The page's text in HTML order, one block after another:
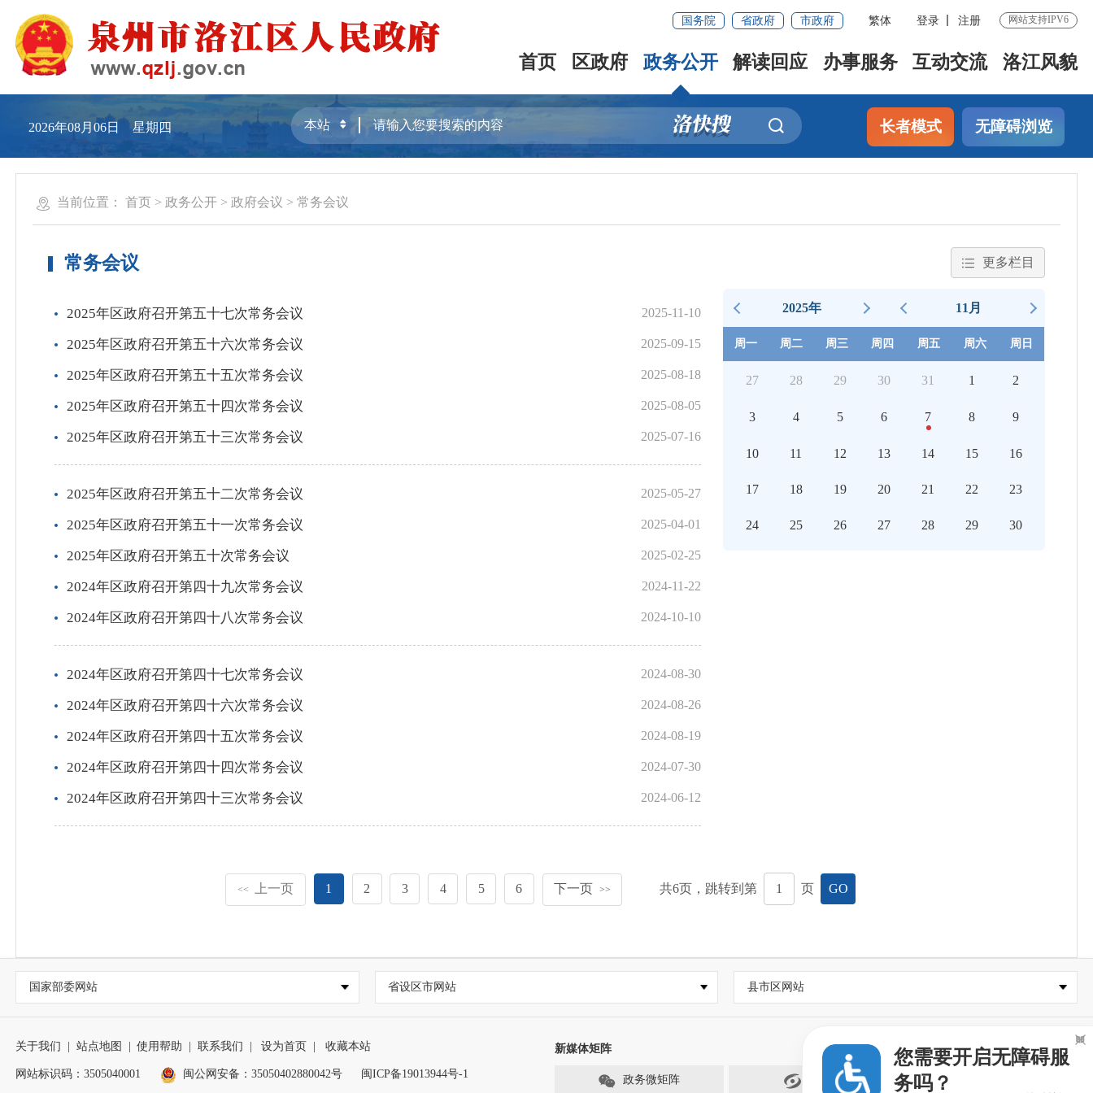
国务院 省政府 市政府 繁体 登录 注册 网站支持IPV6
首页 区政府 政务公开 解读回应 办事服务 互动交流 洛江风貌
2026年08月06日 星期四 长者模式 无障碍浏览
当前位置： 首页 >政务公开 >政府会议 >常务会议
常务会议 更多栏目
2025年区政府召开第五十七次常务会议 2025-11-10
2025年区政府召开第五十六次常务会议 2025-09-15
2025年区政府召开第五十五次常务会议 2025-08-18
2025年区政府召开第五十四次常务会议 2025-08-05
2025年区政府召开第五十三次常务会议 2025-07-16
2025年区政府召开第五十二次常务会议 2025-05-27
2025年区政府召开第五十一次常务会议 2025-04-01
2025年区政府召开第五十次常务会议 2025-02-25
2024年区政府召开第四十九次常务会议 2024-11-22
2024年区政府召开第四十八次常务会议 2024-10-10
2024年区政府召开第四十七次常务会议 2024-08-30
2024年区政府召开第四十六次常务会议 2024-08-26
2024年区政府召开第四十五次常务会议 2024-08-19
2024年区政府召开第四十四次常务会议 2024-07-30
2024年区政府召开第四十三次常务会议 2024-06-12
2025年 11月
周一 周二 周三 周四 周五 周六 周日
27 28 29 30 31 1 2
3 4 5 6 7 8 9
10 11 12 13 14 15 16
17 18 19 20 21 22 23
24 25 26 27 28 29 30
<< 上一页 1 2 3 4 5 6 下一页 >> 共6页，跳转到第 页 GO
国家部委网站 省设区市网站 县市区网站
关于我们 站点地图 使用帮助 联系我们 设为首页 收藏本站
网站标识码：3505040001 闽公网安备：35050402880042号 闽ICP备19013944号-1
新媒体矩阵
政务微矩阵 闽政通
您需要开启无障碍服
务吗？
